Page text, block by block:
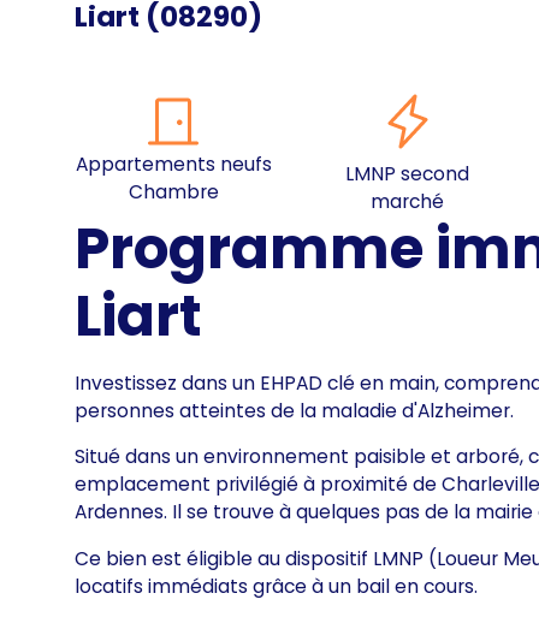
Liart (08290)
Appartements neufs
Chambre
LMNP second
marché
Programme
Liart
Investissez dans un EHPAD clé en main,
personnes atteintes de la maladie d'Alzheimer.
Situé dans un environnement paisible et
emplacement privilégié à proximité de
Ardennes. Il se trouve à quelques pas de la
Ce bien est éligible au dispositif LMNP (Loueur
locatifs immédiats grâce à un bail en cours.